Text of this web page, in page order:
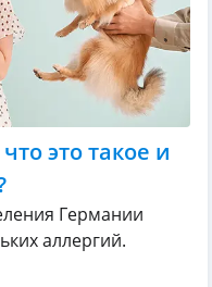
это такое и
Германии
аллергий.